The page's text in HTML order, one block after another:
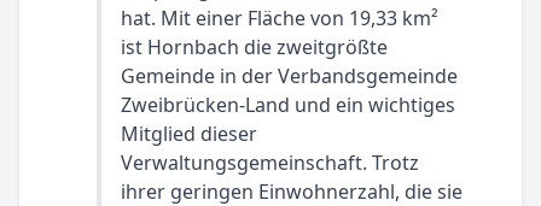
hat. Mit einer Fläche von 19,33 km²
ist Hornbach die zweitgrößte
Gemeinde in der Verbandsgemeinde
Zweibrücken-Land und ein wichtiges
Mitglied dieser
Verwaltungsgemeinschaft. Trotz
ihrer geringen Einwohnerzahl, die sie